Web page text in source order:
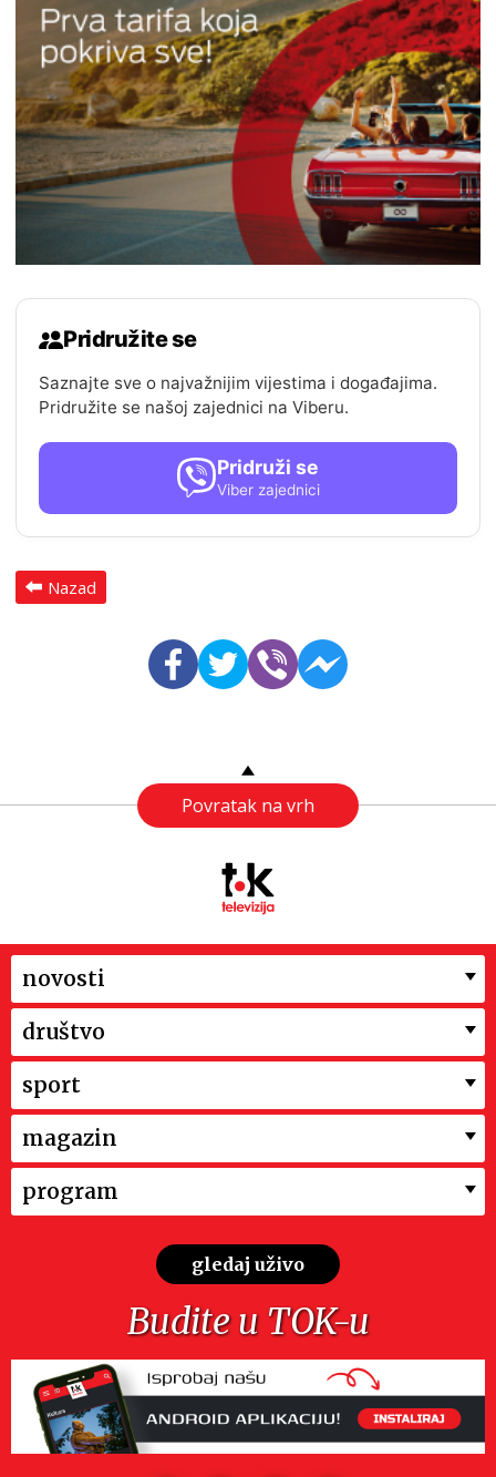
Pridružite se
Saznajte sve o najvažnijim vijestima i događajima.
Pridružite se našoj zajednici na Viberu.
Pridruži se
Viber zajednici
Nazad
Povratak na vrh
novosti
društvo
sport
magazin
program
gledaj uživo
Budite u TOK-u